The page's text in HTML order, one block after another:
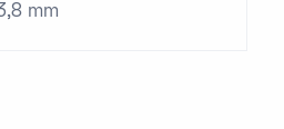
mm